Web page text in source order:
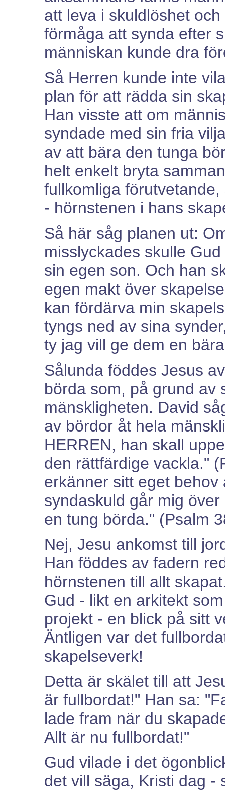
att leva i skuldlöshet
förmåga att synda efter
människan kunde dra
Så Herren kunde inte
plan för att rädda sin
Han visste att om
syndade med sin fria
av att bära den tunga
helt enkelt bryta
fullkomliga
- hörnstenen i hans
Så här såg planen ut:
misslyckades skulle
sin egen son. Och han
egen makt över
kan fördärva min
tyngs ned av sina
ty jag vill ge dem en
Sålunda föddes Jesus
börda som, på grund av
mänskligheten. David
av bördor åt hela
HERREN, han skall
den rättfärdige vackla."
erkänner sitt eget
syndaskuld går mig
en tung börda." (Psalm
Nej, Jesu ankomst till
Han föddes av fadern
hörnstenen till allt
Gud - likt en arkitekt
projekt - en blick på sitt
Äntligen var det
skapelseverk!
Detta är skälet till att
är fullbordat!" Han sa:
lade fram när du
Allt är nu fullbordat!"
Gud vilade i det
det vill säga, Kristi dag -